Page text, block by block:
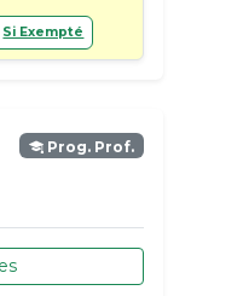
Si Exempté
Prog. Prof.